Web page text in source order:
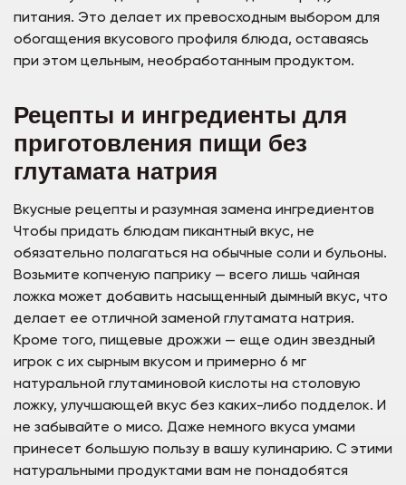
питания. Это делает их превосходным выбором для
обогащения вкусового профиля блюда, оставаясь
при этом цельным, необработанным продуктом.
Рецепты и ингредиенты для
приготовления пищи без
глутамата натрия
Вкусные рецепты и разумная замена ингредиентов
Чтобы придать блюдам пикантный вкус, не
обязательно полагаться на обычные соли и бульоны.
Возьмите копченую паприку — всего лишь чайная
ложка может добавить насыщенный дымный вкус, что
делает ее отличной заменой глутамата натрия.
Кроме того, пищевые дрожжи — еще один звездный
игрок с их сырным вкусом и примерно 6 мг
натуральной глутаминовой кислоты на столовую
ложку, улучшающей вкус без каких-либо подделок. И
не забывайте о мисо. Даже немного вкуса умами
принесет большую пользу в вашу кулинарию. С этими
натуральными продуктами вам не понадобятся